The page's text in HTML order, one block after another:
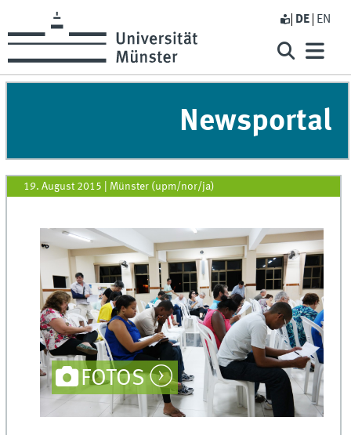
DE EN
Newsportal
19. August 2015 Münster (upm/nor/ja)
FOTOS